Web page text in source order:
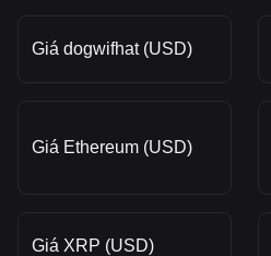
Giá dogwifhat (USD)
Giá Ethereum (USD)
Giá XRP (USD)